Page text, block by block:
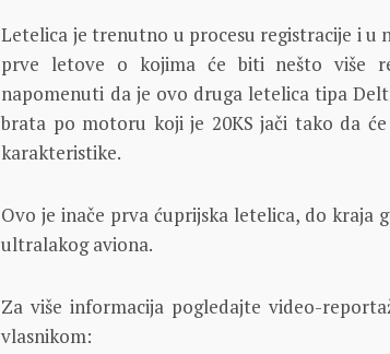
Letelica je trenutno u procesu registracije i u
prve letove o kojima će biti nešto više
napomenuti da je ovo druga letelica tipa
brata po motoru koji je 20KS jači tako da
karakteristike.
Ovo je inače prva ćuprijska letelica, do kraja
ultralakog aviona.
Za više informacija pogledajte video-
vlasnikom: